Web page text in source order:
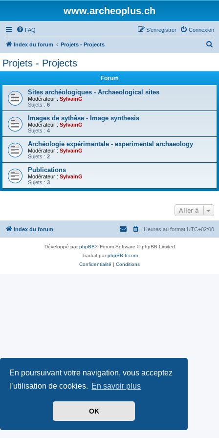
En poursuivant votre navigation, vous acceptez
l’utilisation de cookies. En savoir plus
OK
www.archeoplus.ch
FAQ Connexion
S’enregistrer
Index du forum Projets - Projects
e
Projets - Projects
Forum
Sites archéologiques - Archaeological sites
Modérateur : SylvainG
Sujets : 6
Images de sythèse - Image synthesis
Modérateur : SylvainG
Sujets : 4
Archéologie expérimentale - experimental archaeology
Modérateur : SylvainG
Sujets : 2
Publications
Modérateur : SylvainG
Sujets : 3
Aller à
Index du forum Heures au format UTC+02:00
Développé parphpBB® Forum Software © phpBB Limited
Traduit parphpBB-fr.com
Confidentialité | Conditions